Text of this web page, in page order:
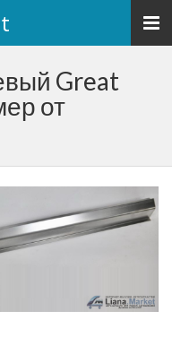
Great
от